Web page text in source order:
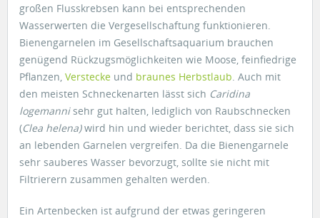
großen Flusskrebsen kann bei entsprechenden
Wasserwerten die Vergesellschaftung funktionieren.
Bienengarnelen im Gesellschaftsaquarium brauchen
genügend Rückzugsmöglichkeiten wie Moose, feinfiedrige
Pflanzen, Verstecke und braunes Herbstlaub . Auch mit
den meisten Schneckenarten lässt sich Caridina
logemannisehr gut halten, lediglich von Raubschnecken
(Clea helena)wird hin und wieder berichtet, dass sie sich
an lebenden Garnelen vergreifen. Da die Bienengarnele
sehr sauberes Wasser bevorzugt, sollte sie nicht mit
Filtrierern zusammen gehalten werden.
Ein Artenbecken ist aufgrund der etwas geringeren